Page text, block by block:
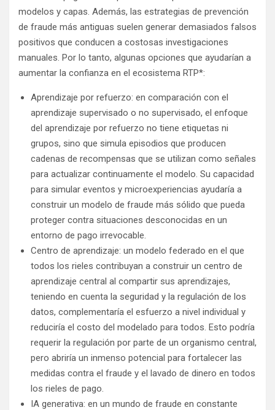
modelos y capas. Además, las estrategias de prevención
de fraude más antiguas suelen generar demasiados falsos
positivos que conducen a costosas investigaciones
manuales. Por lo tanto, algunas opciones que ayudarían a
aumentar la confianza en el ecosistema RTP*:
Aprendizaje por refuerzo: en comparación con el
aprendizaje supervisado o no supervisado, el enfoque
del aprendizaje por refuerzo no tiene etiquetas ni
grupos, sino que simula episodios que producen
cadenas de recompensas que se utilizan como señales
para actualizar continuamente el modelo. Su capacidad
para simular eventos y microexperiencias ayudaría a
construir un modelo de fraude más sólido que pueda
proteger contra situaciones desconocidas en un
entorno de pago irrevocable.
Centro de aprendizaje: un modelo federado en el que
todos los rieles contribuyan a construir un centro de
aprendizaje central al compartir sus aprendizajes,
teniendo en cuenta la seguridad y la regulación de los
datos, complementaría el esfuerzo a nivel individual y
reduciría el costo del modelado para todos. Esto podría
requerir la regulación por parte de un organismo central,
pero abriría un inmenso potencial para fortalecer las
medidas contra el fraude y el lavado de dinero en todos
los rieles de pago.
IA generativa: en un mundo de fraude en constante